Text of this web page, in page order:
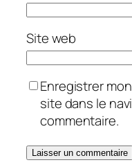
Site web
Enregistrer
site dans le
commentaire.